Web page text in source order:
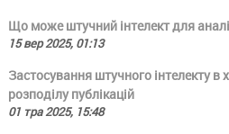
Що може штучний інтелект для
15 вер 2025, 01:13
Застосування штучного інтелекту в
розподілу публікацій
01 тра 2025, 15:48